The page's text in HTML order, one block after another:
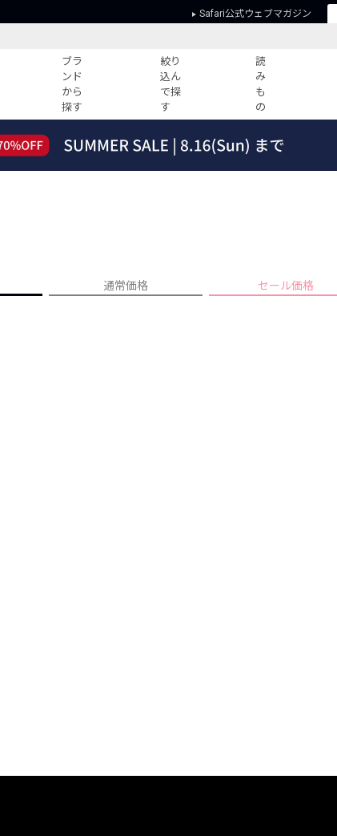
Safari公式ウェブマガジン
ブラ
ンド
から
探す
絞り
込ん
で探
す
読
み
も
の
すべての記事
人気記事ランキング
プライバシーポリシー
通常価格 セール価格